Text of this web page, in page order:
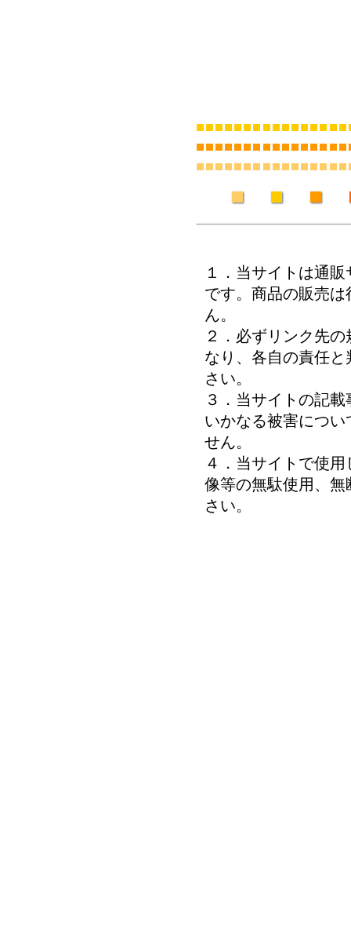
１．当サイトは通
です。商品の販売
ん。
２．必ずリンク先
なり、各自の責任
さい。
３．当サイトの記
いかなる被害につ
せん。
４．当サイトで使
像等の無駄使用、
さい。